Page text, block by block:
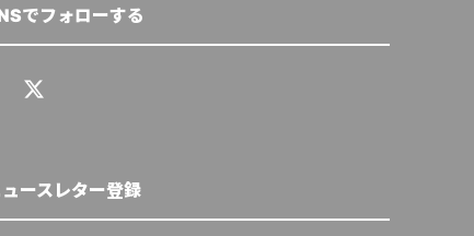
でフォローする
ースレター登録